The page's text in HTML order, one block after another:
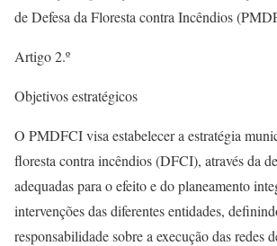
de Defesa da Floresta contra Incêndios
Artigo 2.º
Objetivos estratégicos
O PMDFCI visa estabelecer a estratégia
floresta contra incêndios (DFCI), através da
adequadas para o efeito e do planeamento
intervenções das diferentes entidades,
responsabilidade sobre a execução das redes